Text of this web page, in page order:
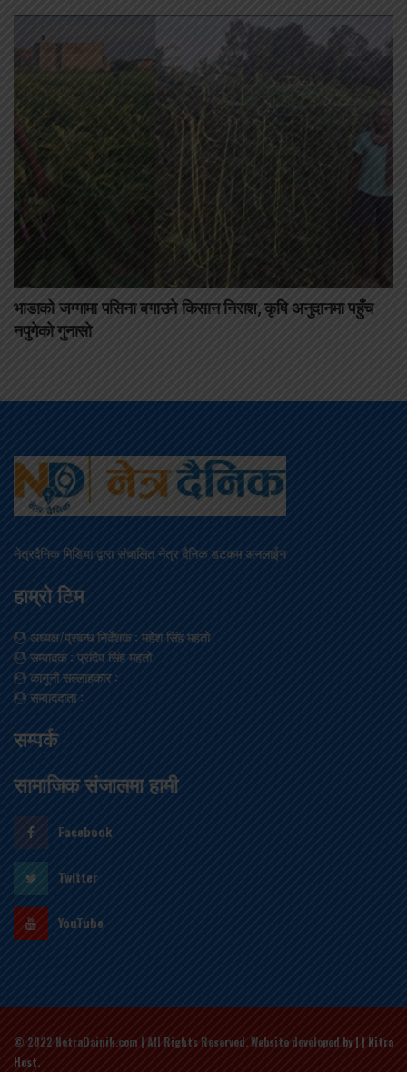
भाडाको जग्गामा पसिना बगाउने किसान निराश, कृषि अनुदानमा पहुँच
नपुगेको गुनासो
नेत्रदैनिक मिडिया द्वारा संचालित नेत्र दैनिक डटकम अनलाईन
हाम्रो टिम
अध्यक्ष/प्रबन्ध निर्देशक: महेश सिंह महतो
सम्पादक: प्रदिप सिंह महतो
कानूनी सल्लाहकार:
सम्वाददाता:
सम्पर्क
सामाजिक संजालमा हामी
Facebook
Twitter
YouTube
© 2022 NetraDainik.com | All Rights Reserved. Website developed by | | Nitra
Host.